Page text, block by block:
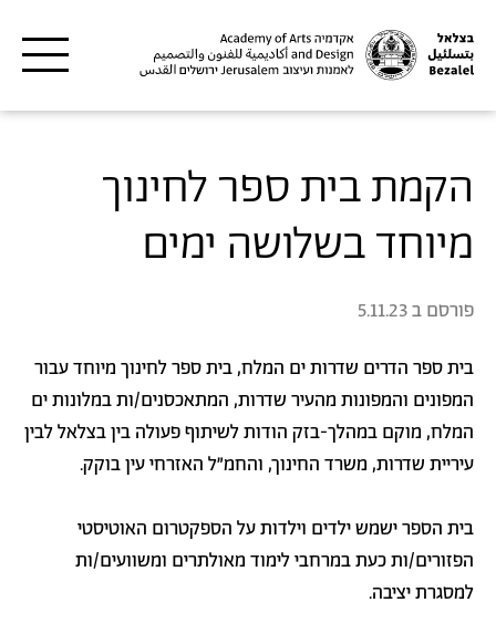
הקמת בית ספר לחינוך
מיוחד בשלושה ימים
פורסם ב5.11.23
בית ספר הדרים שדרות ים המלח, בית ספר לחינוך מיוחד עבור
המפונים והמפונות מהעיר שדרות, המתאכסנים/ות במלונות ים
המלח, מוקם במהלך-בזק הודות לשיתוף פעולה בין בצלאל לבין
עיריית שדרות, משרד החינוך, והחמ"ל האזרחי עין בוקק.
בית הספר ישמש ילדים וילדות על הספקטרום האוטיסטי
הפזורים/ות כעת במרחבי לימוד מאולתרים ומשוועים/ות
למסגרת יציבה.